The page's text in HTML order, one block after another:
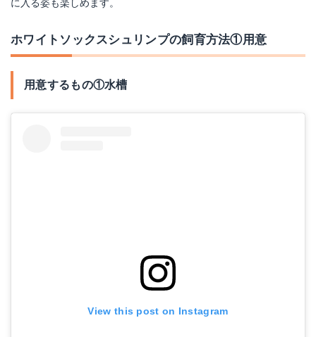
に入る姿も楽しめます。
ホワイトソックスシュリンプの飼育方法①用意
用意するもの①水槽
View this post on Instagram